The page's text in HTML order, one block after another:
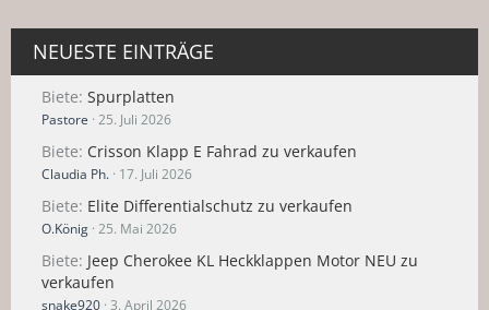
NEUESTE EINTRÄGE
Biete Spurplatten
Pastore 25. Juli 2026
Biete Crisson Klapp E Fahrad zu verkaufen
Claudia Ph. 17. Juli 2026
Biete Elite Differentialschutz zu verkaufen
O.König 25. Mai 2026
Biete Jeep Cherokee KL Heckklappen Motor NEU zu
verkaufen
snake920 3. April 2026